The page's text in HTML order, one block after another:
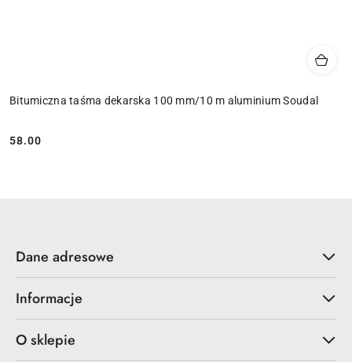
Bitumiczna taśma dekarska 100 mm/10 m aluminium Soudal
Cena:
58.00
Dane adresowe
Informacje
O sklepie